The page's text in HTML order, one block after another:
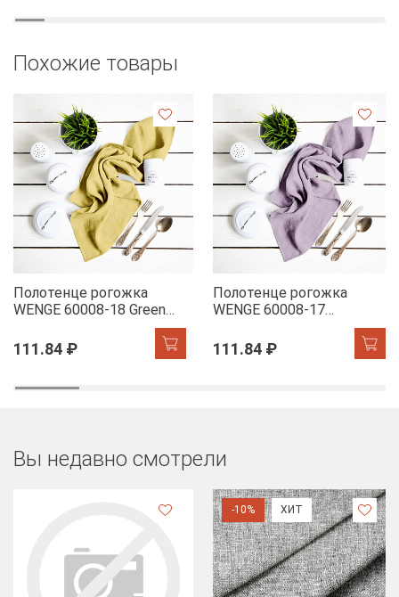
Похожие товары
Полотенце рогожка
WENGE 60008-18 Green
111.84 ₽
Полотенце рогожка
WENGE 60008-17
111.84 ₽
Вы недавно смотрели
-10% ХИТ